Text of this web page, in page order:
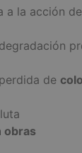
a la acción
de
obras